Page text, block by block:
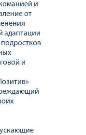
и
от
адаптации
и